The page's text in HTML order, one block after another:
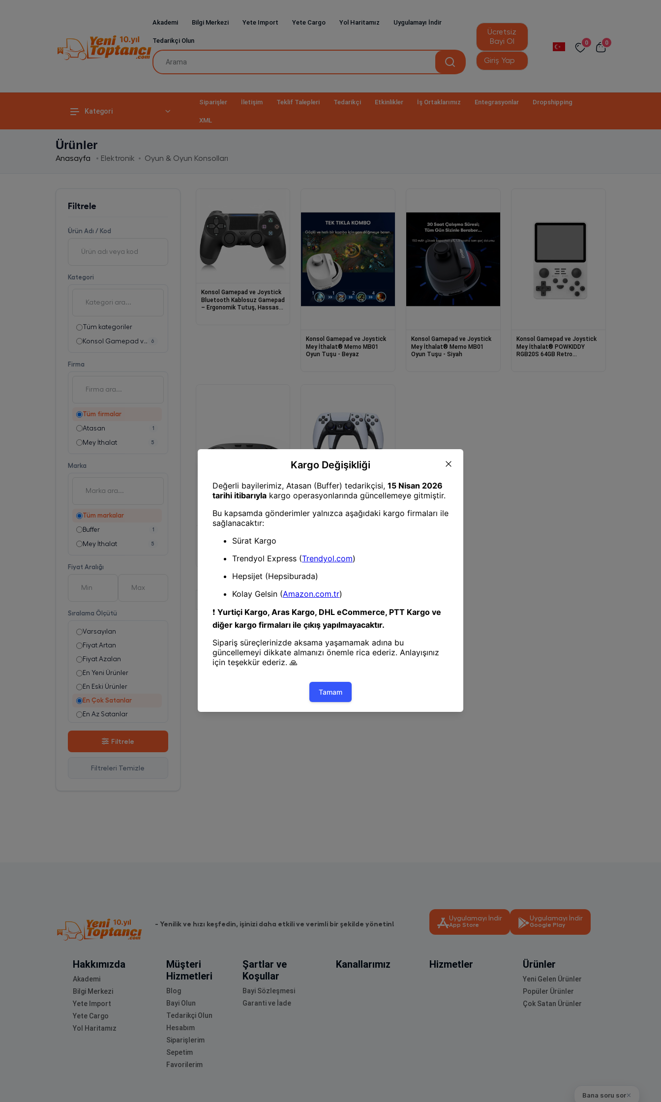
Bana soru sor✕
Akademi Bilgi Merkezi Yete Import Yete Cargo Yol Haritamız Uygulamayı İndir
Tedarikçi Olun
Ücretsiz
Bayi Ol
Giriş Yap
0 0
Kategori
Siparişler İletişim Teklif Talepleri Tedarikçi Etkinlikler İş Ortaklarımız Entegrasyonlar Dropshipping
XML
Ürünler
Anasayfa Elektronik Oyun & Oyun Konsolları
Filtrele
Ürün Adı / Kod
Kategori
Tüm kategoriler
Konsol Gamepad ve Joystick 6
Firma
Tüm firmalar
Atasan 1
Mey İthalat 5
Marka
Tüm markalar
Buffer 1
Mey İthalat 5
Fiyat Aralığı
Sıralama Ölçütü
Varsayılan
Fiyat Artan
Fiyat Azalan
En Yeni Ürünler
En Eski Ürünler
En Çok Satanlar
En Az Satanlar
Stok Artan
En Çok Favorilenen
Filtrele
Filtreleri Temizle
Konsol Gamepad ve Joystick
Bluetooth Kablosuz Gamepad
– Ergonomik Tutuş, Hassas
Konsol Gamepad ve Joystick
Mey İthalat® Memo MB01
Oyun Tuşu - Beyaz
Konsol Gamepad ve Joystick
Mey İthalat® Memo MB01
Oyun Tuşu - Siyah
Konsol Gamepad ve Joystick
Mey İthalat® POWKIDDY
RGB20S 64GB Retro
Mey İthalat® Shinecon SC-
Kumandası - Siyah
Stick - Beyaz
- Yenilik ve hızı keşfedin, işinizi daha etkili ve verimli bir şekilde yönetin!
Uygulamayı İndir
App Store
Uygulamayı İndir
Google Play
Hakkımızda
Akademi
Bilgi Merkezi
Yete Import
Yete Cargo
Yol Haritamız
Müşteri
Hizmetleri
Blog
Bayi Olun
Tedarikçi Olun
Hesabım
Siparişlerim
Sepetim
Favorilerim
Şartlar ve
Koşullar
Bayi Sözleşmesi
Garanti ve İade
Kanallarımız Hizmetler Ürünler
Yeni Gelen Ürünler
Popüler Ürünler
Çok Satan Ürünler